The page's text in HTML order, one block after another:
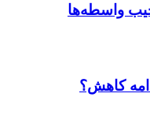
جیب واسطه‌ها
کاهش؟